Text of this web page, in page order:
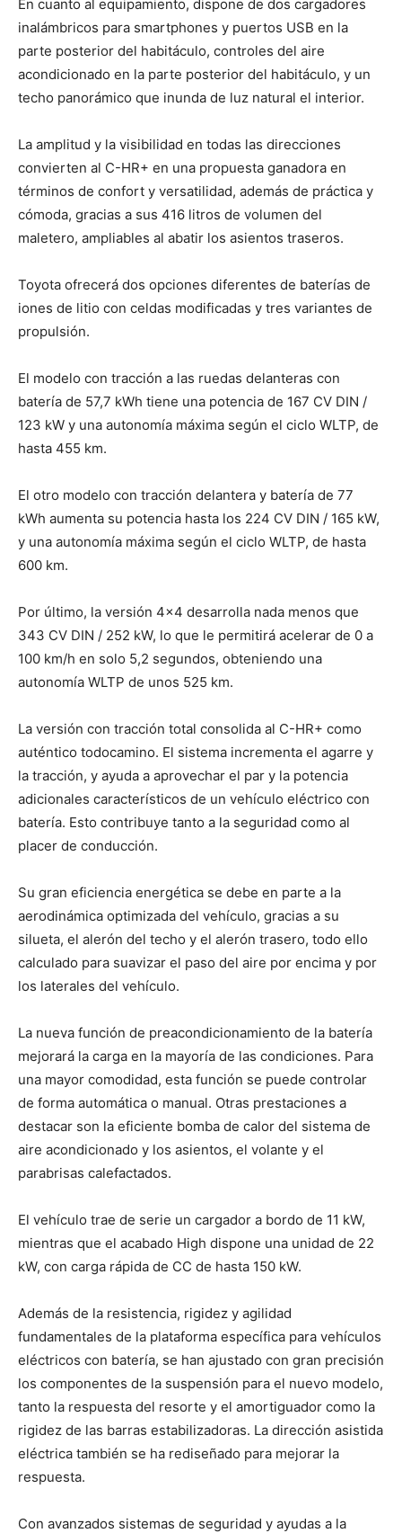
En cuanto al equipamiento, dispone de dos cargadores
inalámbricos para smartphones y puertos USB en la
parte posterior del habitáculo, controles del aire
acondicionado en la parte posterior del habitáculo, y un
techo panorámico que inunda de luz natural el interior.
La amplitud y la visibilidad en todas las direcciones
convierten al C-HR+ en una propuesta ganadora en
términos de confort y versatilidad, además de práctica y
cómoda, gracias a sus 416 litros de volumen del
maletero, ampliables al abatir los asientos traseros.
Toyota ofrecerá dos opciones diferentes de baterías de
iones de litio con celdas modificadas y tres variantes de
propulsión.
El modelo con tracción a las ruedas delanteras con
batería de 57,7 kWh tiene una potencia de 167 CV DIN /
123 kW y una autonomía máxima según el ciclo WLTP, de
hasta 455 km.
El otro modelo con tracción delantera y batería de 77
kWh aumenta su potencia hasta los 224 CV DIN / 165 kW,
y una autonomía máxima según el ciclo WLTP, de hasta
600 km.
Por último, la versión 4×4 desarrolla nada menos que
343 CV DIN / 252 kW, lo que le permitirá acelerar de 0 a
100 km/h en solo 5,2 segundos, obteniendo una
autonomía WLTP de unos 525 km.
La versión con tracción total consolida al C-HR+ como
auténtico todocamino. El sistema incrementa el agarre y
la tracción, y ayuda a aprovechar el par y la potencia
adicionales característicos de un vehículo eléctrico con
batería. Esto contribuye tanto a la seguridad como al
placer de conducción.
Su gran eficiencia energética se debe en parte a la
aerodinámica optimizada del vehículo, gracias a su
silueta, el alerón del techo y el alerón trasero, todo ello
calculado para suavizar el paso del aire por encima y por
los laterales del vehículo.
La nueva función de preacondicionamiento de la batería
mejorará la carga en la mayoría de las condiciones. Para
una mayor comodidad, esta función se puede controlar
de forma automática o manual. Otras prestaciones a
destacar son la eficiente bomba de calor del sistema de
aire acondicionado y los asientos, el volante y el
parabrisas calefactados.
El vehículo trae de serie un cargador a bordo de 11 kW,
mientras que el acabado High dispone una unidad de 22
kW, con carga rápida de CC de hasta 150 kW.
Además de la resistencia, rigidez y agilidad
fundamentales de la plataforma específica para vehículos
eléctricos con batería, se han ajustado con gran precisión
los componentes de la suspensión para el nuevo modelo,
tanto la respuesta del resorte y el amortiguador como la
rigidez de las barras estabilizadoras. La dirección asistida
eléctrica también se ha rediseñado para mejorar la
respuesta.
Con avanzados sistemas de seguridad y ayudas a la